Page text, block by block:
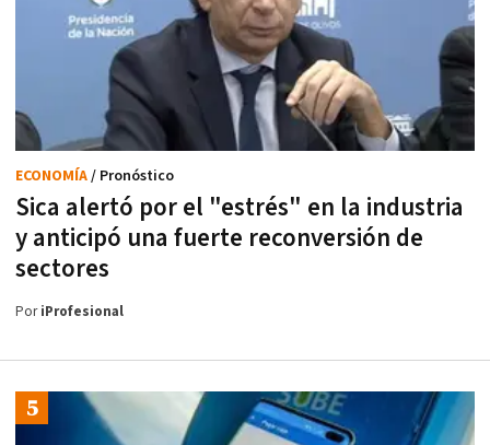
Sica alertó por el "estrés" en la industria
y anticipó una fuerte reconversión de
sectores
ECONOMÍA/ Pronóstico
PoriProfesional